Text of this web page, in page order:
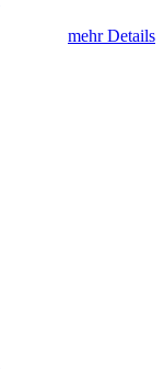
mehr Details